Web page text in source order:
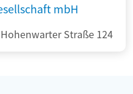
mbH
Straße 124